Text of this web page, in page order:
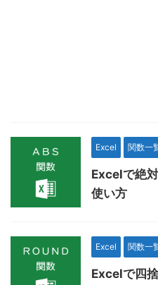
Excel 関数一
Excelで絶
使い方
Excel 関数一
Excelで四